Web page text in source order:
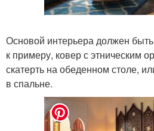
Основой интерьера должен
к примеру, ковер с этническим
скатерть на обеденном столе,
в спальне.